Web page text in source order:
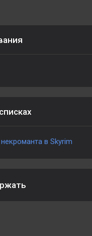
в Skyrim